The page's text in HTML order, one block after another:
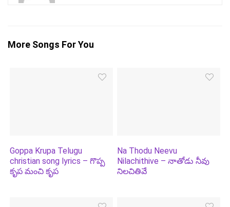
More Songs For You
Goppa Krupa Telugu
christian song lyrics – గొప్ప
కృప మంచి కృప
Na Thodu Neevu
Nilachithive – నాతోడు నీవు
నిలచితివే